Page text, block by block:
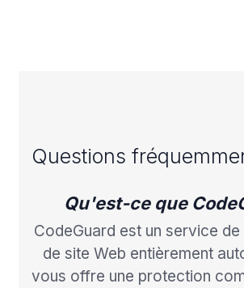
Questions
Qu'est-ce que
CodeGuard est un service
de site Web entièrement
vous offre une protection